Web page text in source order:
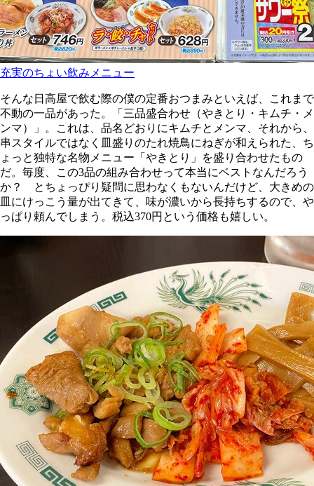
充実のちょい飲みメニュー
そんな日高屋で飲む際の僕の定番おつまみといえば、これまで
不動の一品があった。「三品盛合わせ（やきとり・キムチ・メ
ンマ）」。これは、品名どおりにキムチとメンマ、それから、
串スタイルではなく皿盛りのたれ焼鳥にねぎが和えられた、ち
ょっと独特な名物メニュー「やきとり」を盛り合わせたもの
だ。毎度、この3品の組み合わせって本当にベストなんだろう
か？ とちょっぴり疑問に思わなくもないんだけど、大きめの
皿にけっこう量が出てきて、味が濃いから長持ちするので、や
っぱり頼んでしまう。税込370円という価格も嬉しい。